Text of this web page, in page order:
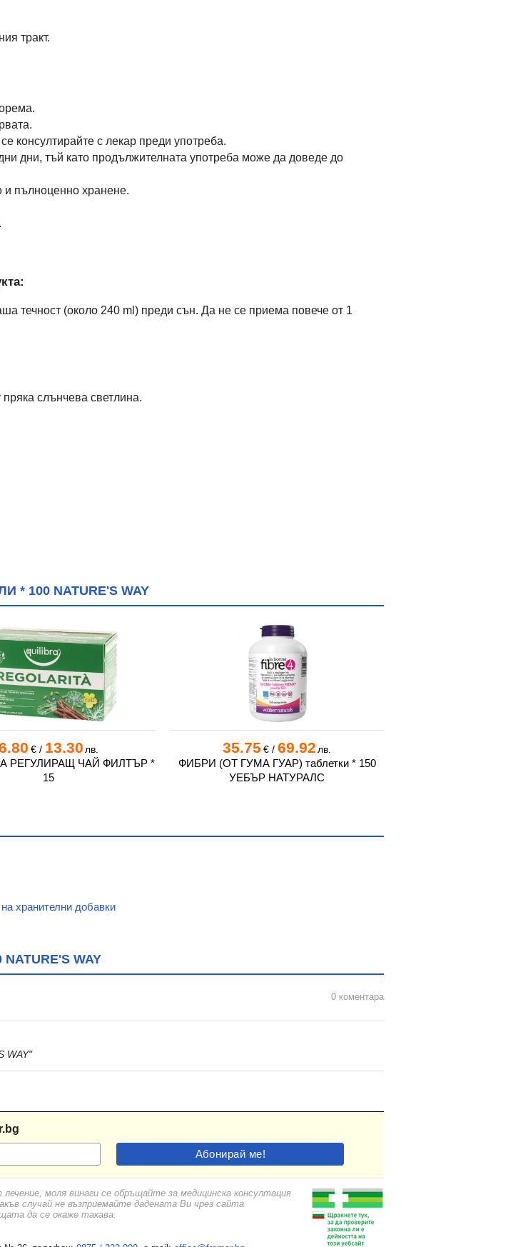
тракт.
консултирайте с лекар преди употреба.
дни, тъй като продължителната употреба може да доведе до
и пълноценно хранене.
течност (около 240 ml) преди сън. Да не се приема повече от 1
слънчева светлина.
100 NATURE'S WAY
€/ 13.30 лв.
РЕГУЛИРАЩ ЧАЙ ФИЛТЪР *
15
35.75 €/ 69.92 лв.
ФИБРИ (ОТ ГУМА ГУАР) таблетки * 150
УЕБЪР НАТУРАЛС
хранителни добавки
WAY
0 коментара
WAY"
моля винаги се обръщайте за медицинска консултация
случай не възприемайте дадената Ви чрез сайта
да се окаже такава.